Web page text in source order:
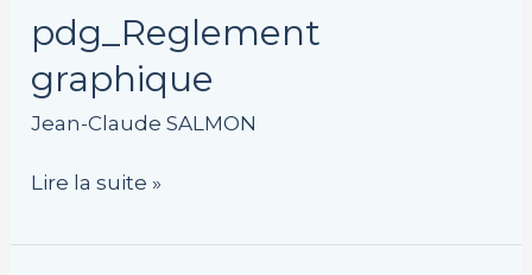
pdg_Reglement
graphique
Jean-Claude SALMON
pdg_Reglement
graphique
Lire la suite »